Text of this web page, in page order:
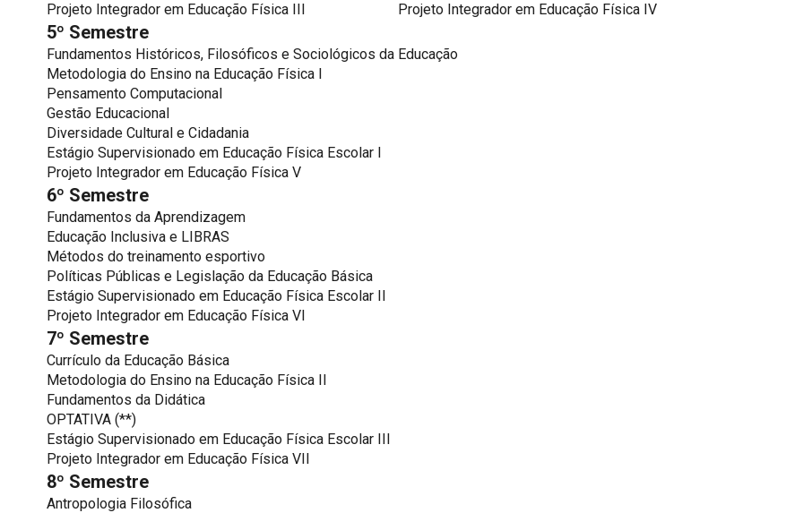
Projeto Integrador em Educação Física III
Projeto Integrador em Educação Física IV
5º Semestre
Fundamentos Históricos, Filosóficos e Sociológicos da Educação
Metodologia do Ensino na Educação Física I
Pensamento Computacional
Gestão Educacional
Diversidade Cultural e Cidadania
Estágio Supervisionado em Educação Física Escolar I
Projeto Integrador em Educação Física V
6º Semestre
Fundamentos da Aprendizagem
Educação Inclusiva e LIBRAS
Métodos do treinamento esportivo
Políticas Públicas e Legislação da Educação Básica
Estágio Supervisionado em Educação Física Escolar II
Projeto Integrador em Educação Física VI
7º Semestre
Currículo da Educação Básica
Metodologia do Ensino na Educação Física II
Fundamentos da Didática
OPTATIVA (**)
Estágio Supervisionado em Educação Física Escolar III
Projeto Integrador em Educação Física VII
8º Semestre
Antropologia Filosófica